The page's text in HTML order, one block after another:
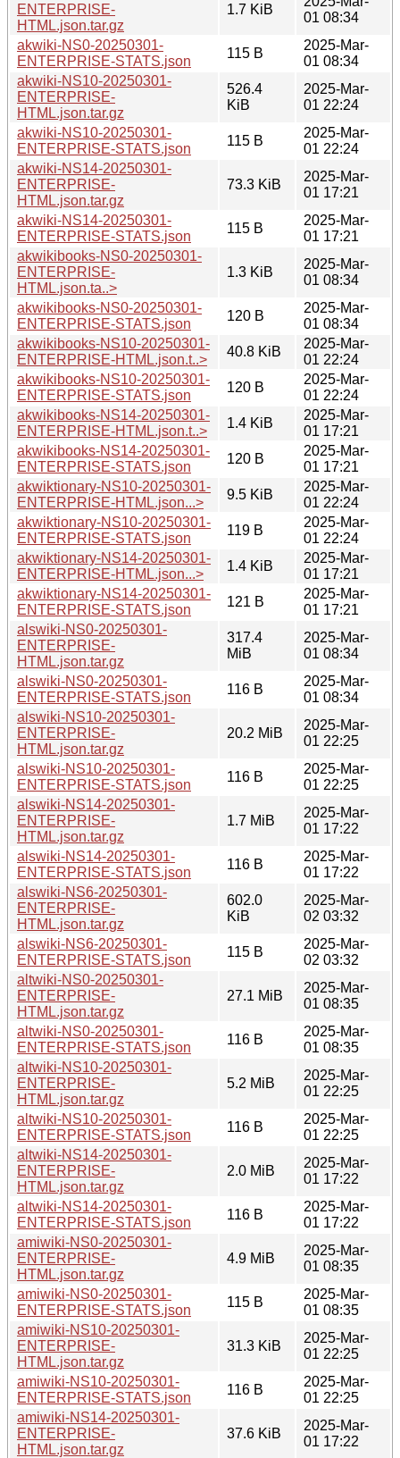
ENTERPRISE-
HTML.json.tar.gz
1.7 KiB
01 08:34
akwiki-NS0-20250301-
ENTERPRISE-STATS.json
115 B
2025-Mar-
01 08:34
akwiki-NS10-20250301-
ENTERPRISE-
HTML.json.tar.gz
526.4
KiB
2025-Mar-
01 22:24
akwiki-NS10-20250301-
ENTERPRISE-STATS.json
115 B
2025-Mar-
01 22:24
akwiki-NS14-20250301-
ENTERPRISE-
HTML.json.tar.gz
73.3 KiB
2025-Mar-
01 17:21
akwiki-NS14-20250301-
ENTERPRISE-STATS.json
115 B
2025-Mar-
01 17:21
akwikibooks-NS0-20250301-
ENTERPRISE-
HTML.json.ta..>
1.3 KiB
2025-Mar-
01 08:34
akwikibooks-NS0-20250301-
ENTERPRISE-STATS.json
120 B
2025-Mar-
01 08:34
akwikibooks-NS10-20250301-
ENTERPRISE-HTML.json.t..>
40.8 KiB
2025-Mar-
01 22:24
akwikibooks-NS10-20250301-
ENTERPRISE-STATS.json
120 B
2025-Mar-
01 22:24
akwikibooks-NS14-20250301-
ENTERPRISE-HTML.json.t..>
1.4 KiB
2025-Mar-
01 17:21
akwikibooks-NS14-20250301-
ENTERPRISE-STATS.json
120 B
2025-Mar-
01 17:21
akwiktionary-NS10-20250301-
ENTERPRISE-HTML.json...>
9.5 KiB
2025-Mar-
01 22:24
akwiktionary-NS10-20250301-
ENTERPRISE-STATS.json
119 B
2025-Mar-
01 22:24
akwiktionary-NS14-20250301-
ENTERPRISE-HTML.json...>
1.4 KiB
2025-Mar-
01 17:21
akwiktionary-NS14-20250301-
ENTERPRISE-STATS.json
121 B
2025-Mar-
01 17:21
alswiki-NS0-20250301-
ENTERPRISE-
HTML.json.tar.gz
317.4
MiB
2025-Mar-
01 08:34
alswiki-NS0-20250301-
ENTERPRISE-STATS.json
116 B
2025-Mar-
01 08:34
alswiki-NS10-20250301-
ENTERPRISE-
HTML.json.tar.gz
20.2 MiB
2025-Mar-
01 22:25
alswiki-NS10-20250301-
ENTERPRISE-STATS.json
116 B
2025-Mar-
01 22:25
alswiki-NS14-20250301-
ENTERPRISE-
HTML.json.tar.gz
1.7 MiB
2025-Mar-
01 17:22
alswiki-NS14-20250301-
ENTERPRISE-STATS.json
116 B
2025-Mar-
01 17:22
alswiki-NS6-20250301-
ENTERPRISE-
HTML.json.tar.gz
602.0
KiB
2025-Mar-
02 03:32
alswiki-NS6-20250301-
ENTERPRISE-STATS.json
115 B
2025-Mar-
02 03:32
altwiki-NS0-20250301-
ENTERPRISE-
HTML.json.tar.gz
27.1 MiB
2025-Mar-
01 08:35
altwiki-NS0-20250301-
ENTERPRISE-STATS.json
116 B
2025-Mar-
01 08:35
altwiki-NS10-20250301-
ENTERPRISE-
HTML.json.tar.gz
5.2 MiB
2025-Mar-
01 22:25
altwiki-NS10-20250301-
ENTERPRISE-STATS.json
116 B
2025-Mar-
01 22:25
altwiki-NS14-20250301-
ENTERPRISE-
HTML.json.tar.gz
2.0 MiB
2025-Mar-
01 17:22
altwiki-NS14-20250301-
ENTERPRISE-STATS.json
116 B
2025-Mar-
01 17:22
amiwiki-NS0-20250301-
ENTERPRISE-
HTML.json.tar.gz
4.9 MiB
2025-Mar-
01 08:35
amiwiki-NS0-20250301-
ENTERPRISE-STATS.json
115 B
2025-Mar-
01 08:35
amiwiki-NS10-20250301-
ENTERPRISE-
HTML.json.tar.gz
31.3 KiB
2025-Mar-
01 22:25
amiwiki-NS10-20250301-
ENTERPRISE-STATS.json
116 B
2025-Mar-
01 22:25
amiwiki-NS14-20250301-
ENTERPRISE-
HTML.json.tar.gz
37.6 KiB
2025-Mar-
01 17:22